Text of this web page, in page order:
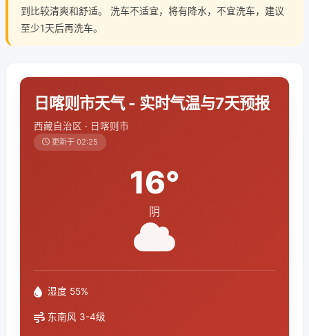
到比较清爽和舒适。 洗车不适宜，将有降水，不宜洗车，建议
至少1天后再洗车。
日喀则市天气 - 实时气温与7天预报
西藏自治区 · 日喀则市
更新于 02:25
16°
阴
湿度 55%
东南风 3-4级